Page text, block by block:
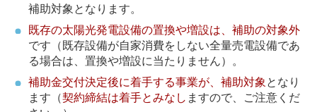
補助対象となります。
既存の太陽光発電設備の置換や増設は、補助の対象外
です（既存設備が自家消費をしない全量売電設備であ
る場合は、置換や増設に当たりません）。
補助金交付決定後に着手する事業が、補助対象 となり
ます（契約締結は着手とみなし ますので、ご注意くだ